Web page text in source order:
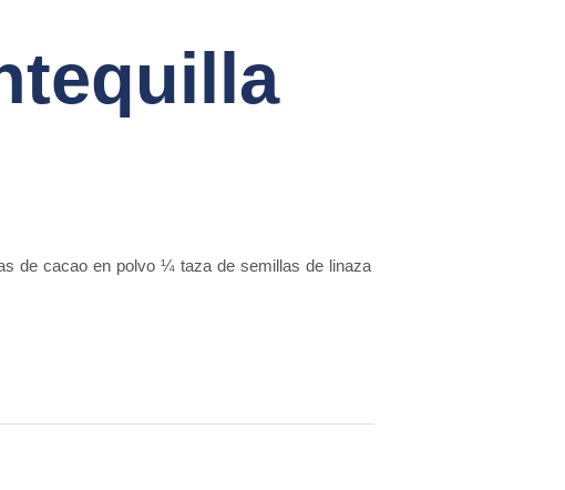
de cacao en polvo ¼ taza de semillas de linaza